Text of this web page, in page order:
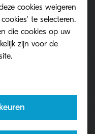
of heb je meer
team van
cookies weigeren
te selecteren.
die cookies op uw
zijn voor de